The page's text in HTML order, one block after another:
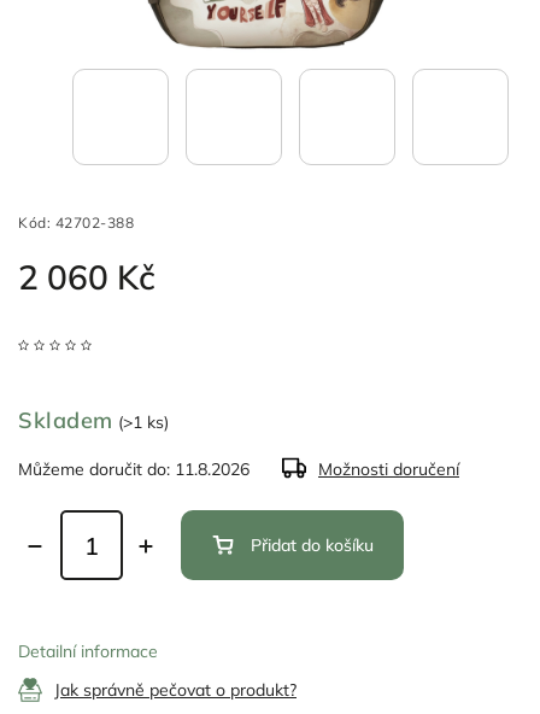
Kód: 42702-388
2 060 Kč
Skladem (>1 ks)
Můžeme doručit do: 11.8.2026 Možnosti doručení
Přidat do košíku
Detailní informace
Jak správně pečovat o produkt?